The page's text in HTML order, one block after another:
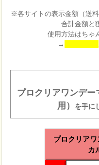
※各サイトの表示金額（送
合計金額と
使用方法はちゃ
→
プロクリアワンデ
用）
を手に
プロクリア
カ